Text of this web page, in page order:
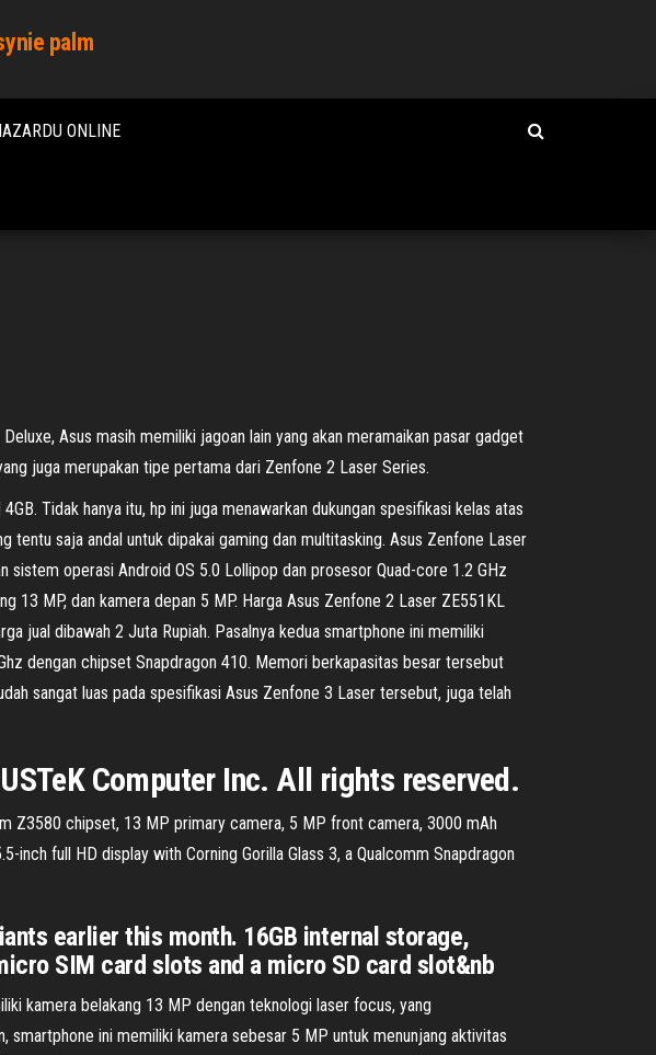
palm
ONLINE
Asus masih memiliki jagoan lain yang akan meramaikan pasar gadget
juga merupakan tipe pertama dari Zenfone 2 Laser Series.
Tidak hanya itu, hp ini juga menawarkan dukungan spesifikasi kelas atas
saja andal untuk dipakai gaming dan multitasking. Asus Zenfone Laser
sistem operasi Android OS 5.0 Lollipop dan prosesor Quad-core 1.2 GHz
13 MP, dan kamera depan 5 MP. Harga Asus Zenfone 2 Laser ZE551KL
jual dibawah 2 Juta Rupiah. Pasalnya kedua smartphone ini memiliki
dengan chipset Snapdragon 410. Memori berkapasitas besar tersebut
sangat luas pada spesifikasi Asus Zenfone 3 Laser tersebut, juga telah
Computer Inc. All rights reserved.
Z3580 chipset, 13 MP primary camera, 5 MP front camera, 3000 mAh
inch full HD display with Corning Gorilla Glass 3, a Qualcomm Snapdragon
earlier this month. 16GB internal storage,
SIM card slots and a micro SD card slot&nb
kamera belakang 13 MP dengan teknologi laser focus, yang
ini memiliki kamera sebesar 5 MP untuk menunjang aktivitas